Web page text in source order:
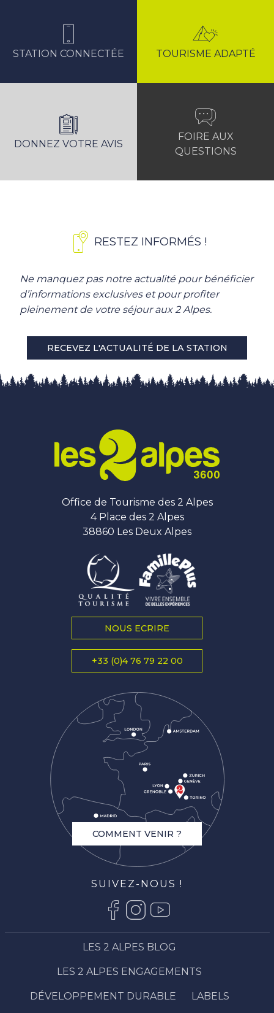
STATION CONNECTÉE TOURISME ADAPTÉ
DONNEZ VOTRE AVIS
FOIRE AUX
QUESTIONS
RESTEZ INFORMÉS !
Ne manquez pas notre actualité pour bénéficier
d’informations exclusives et pour profiter
pleinement de votre séjour aux 2 Alpes.
RECEVEZ L'ACTUALITÉ DE LA STATION
Office de Tourisme des 2 Alpes
4 Place des 2 Alpes
38860 Les Deux Alpes
NOUS ECRIRE
+33 (0)4 76 79 22 00
COMMENT VENIR ?
SUIVEZ-NOUS !
LES 2 ALPES BLOG
LES 2 ALPES ENGAGEMENTS
DÉVELOPPEMENT DURABLE LABELS